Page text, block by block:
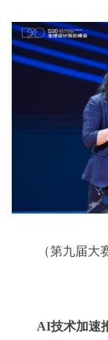
（第九届
AI技术加速